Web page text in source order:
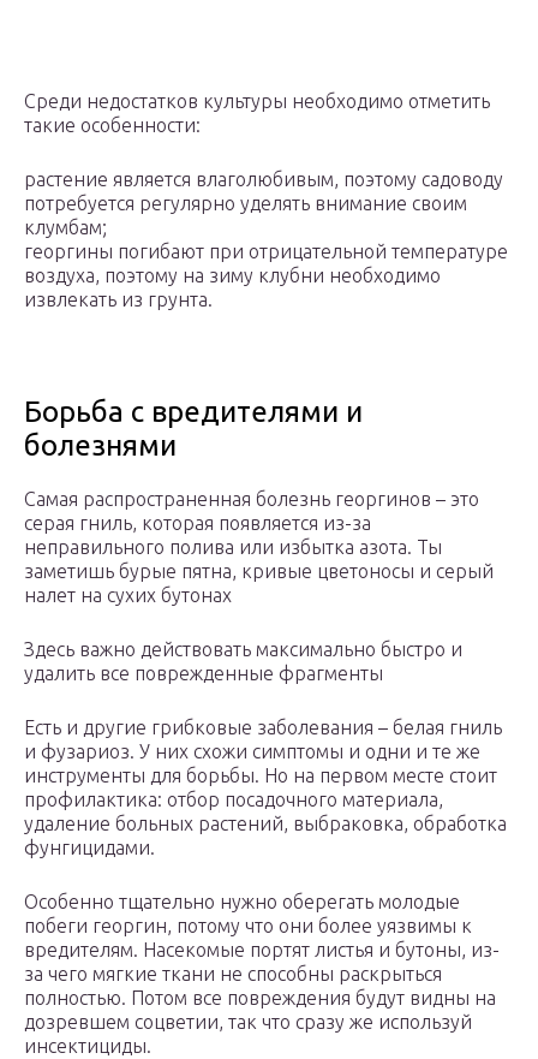
Среди недостатков культуры необходимо отметить
такие особенности:
растение является влаголюбивым, поэтому садоводу
потребуется регулярно уделять внимание своим
клумбам;
георгины погибают при отрицательной температуре
воздуха, поэтому на зиму клубни необходимо
извлекать из грунта.
Борьба с вредителями и
болезнями
Самая распространенная болезнь георгинов – это
серая гниль, которая появляется из-за
неправильного полива или избытка азота. Ты
заметишь бурые пятна, кривые цветоносы и серый
налет на сухих бутонах
Здесь важно действовать максимально быстро и
удалить все поврежденные фрагменты
Есть и другие грибковые заболевания – белая гниль
и фузариоз. У них схожи симптомы и одни и те же
инструменты для борьбы. Но на первом месте стоит
профилактика: отбор посадочного материала,
удаление больных растений, выбраковка, обработка
фунгицидами.
Особенно тщательно нужно оберегать молодые
побеги георгин, потому что они более уязвимы к
вредителям. Насекомые портят листья и бутоны, из-
за чего мягкие ткани не способны раскрыться
полностью. Потом все повреждения будут видны на
дозревшем соцветии, так что сразу же используй
инсектициды.